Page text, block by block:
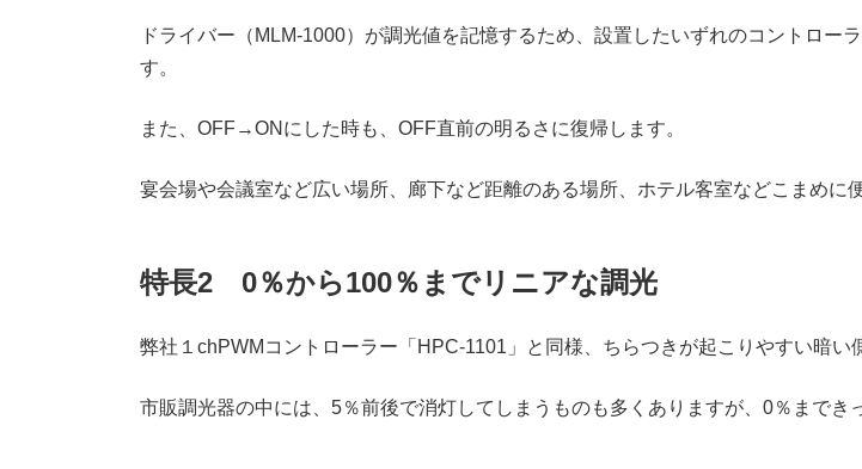
ドライバー（MLM-1000）が調光値を記憶するため、設置したいずれのコントロ
す。
また、OFF→ONにした時も、OFF直前の明るさに復帰します。
宴会場や会議室など広い場所、廊下など距離のある場所、ホテル客室などこまめに
特長2 0％から100％までリニアな調光
弊社１chPWMコントローラー「HPC-1101」と同様、ちらつきが起こりやすい暗い
市販調光器の中には、5％前後で消灯してしまうものも多くありますが、0％までき